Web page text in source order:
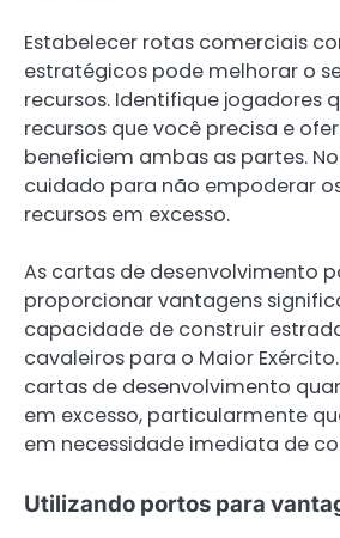
Estabelecer rotas comerciais
estratégicos pode melhorar o
recursos. Identifique jogadores
recursos que você precisa e
beneficiem ambas as partes.
cuidado para não empoderar
recursos em excesso.
As cartas de desenvolvimento
proporcionar vantagens
capacidade de construir
cavaleiros para o Maior
cartas de desenvolvimento
em excesso, particularmente
em necessidade imediata de
Utilizando portos para